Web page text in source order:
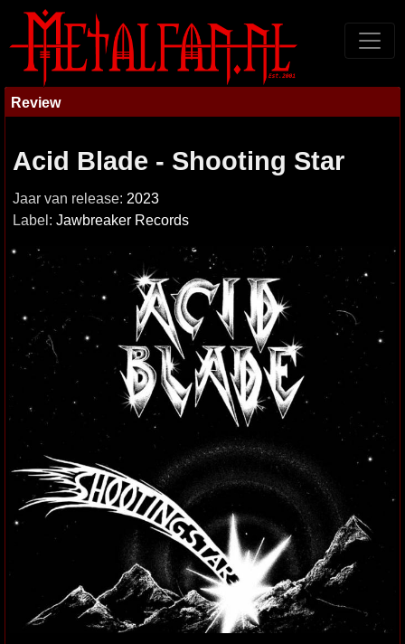
Review
Acid Blade - Shooting Star
Jaar van release: 2023
Label: Jawbreaker Records